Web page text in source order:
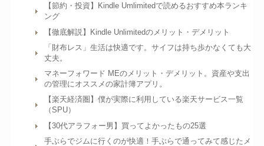
【節約・投資】Kindle Umlimitedで読めるおすすめ本ランキ
ング
【徹底解説】Kindle Unlimitedのメリット・デメリット
「財布レス」生活は快適です。サイフは持ち歩かなくても大
丈夫。
マネーフォワード MEのメリット・デメリット。資産や支出
の管理にオススメの家計簿アプリ。
【楽天経済圏】僕が実際に利用している楽天サービス一覧
（SPU）
【30代アラフォー男】買ってよかったもの25選
手ぶらでジムに行くのが快適！手ぶらで通ってみて感じたメ